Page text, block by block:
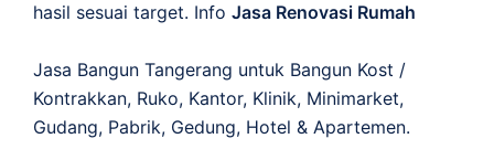
hasil sesuai target. Info Jasa Renovasi Rumah
Jasa Bangun Tangerang untuk Bangun Kost /
Kontrakkan, Ruko, Kantor, Klinik, Minimarket,
Gudang, Pabrik, Gedung, Hotel & Apartemen.